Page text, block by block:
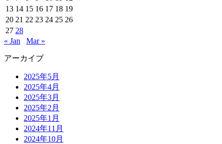
13 14 15 16 17 18 19
20 21 22 23 24 25 26
27 28
« Jan
Mar »
アーカイブ
2025年5月
2025年4月
2025年3月
2025年2月
2025年1月
2024年11月
2024年10月